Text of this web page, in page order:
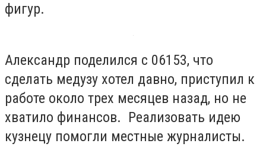
фигур.
Александр поделился с 06153, что
сделать медузу хотел давно, приступил к
работе около трех месяцев назад, но не
хватило финансов. Реализовать идею
кузнецу помогли местные журналисты.